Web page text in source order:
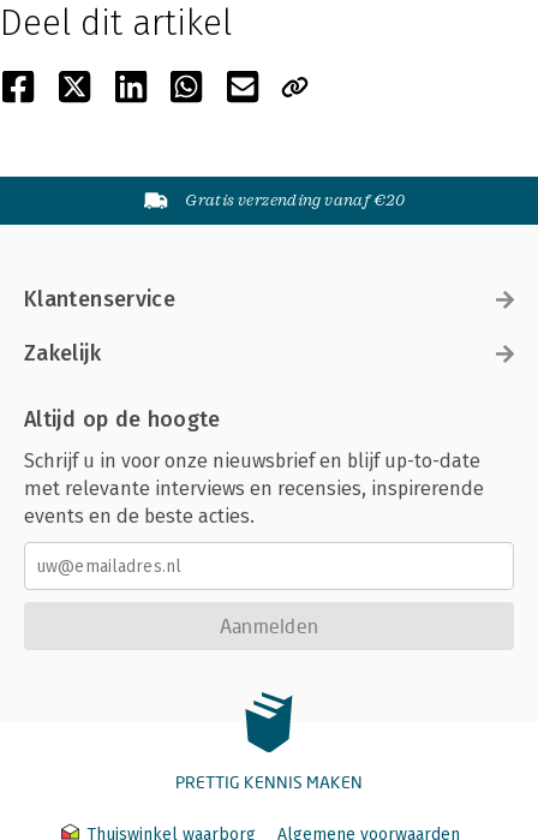
Deel dit artikel
Gratis verzending vanaf €20
Klantenservice
Zakelijk
Altijd op de hoogte
Schrijf u in voor onze nieuwsbrief en blijf up-to-date
met relevante interviews en recensies, inspirerende
events en de beste acties.
Aanmelden
PRETTIG KENNIS MAKEN
Thuiswinkel waarborg Algemene voorwaarden